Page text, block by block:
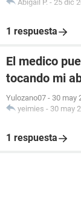
Abigail P. - 25 dic
1 respuesta
El medico
tocando mi
Yulozano07 - 30 may
yeimies - 30 may
1 respuesta